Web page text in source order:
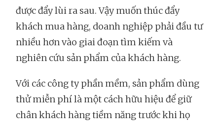
được đẩy lùi ra sau. Vậy muốn thúc đẩy
khách mua hàng, doanh nghiệp phải đầu tư
nhiều hơn vào giai đoạn tìm kiếm và
nghiên cứu sản phẩm của khách hàng.
Với các công ty phần mềm, sản phẩm dùng
thử miễn phí là một cách hữu hiệu để giữ
chân khách hàng tiềm năng trước khi họ